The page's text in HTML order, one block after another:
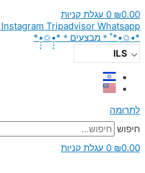
₪0.00
0 עגלת קניות
Instagram Tripadvisor Whatsapp
*•̩̩͙✩•̩̩͙*˚＊מבצעים＊*•̩̩͙✩•̩̩͙*
ILS
לתרומה
חיפוש
₪0.00
0 עגלת קניות